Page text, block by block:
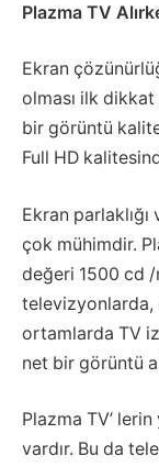
Plazma TV
Ekran
olması ilk
bir görüntü
Full HD
Ekran parlaklığı
çok mühimdir.
değeri 1500 cd /
televizyonlarda,
ortamlarda TV
net bir görüntü
Plazma TV’
vardır. Bu da